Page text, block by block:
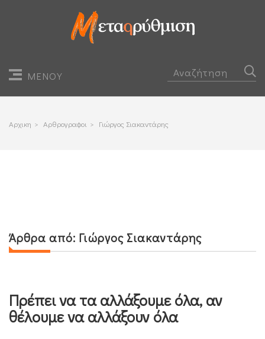
ΜΕΝΟΥ
Αρχικη > Αρθρογραφοι > Γιώργος Σιακαντάρης
Άρθρα από: Γιώργος Σιακαντάρης
Πρέπει να τα αλλάξουμε όλα, αν
θέλουμε να αλλάξουν όλα